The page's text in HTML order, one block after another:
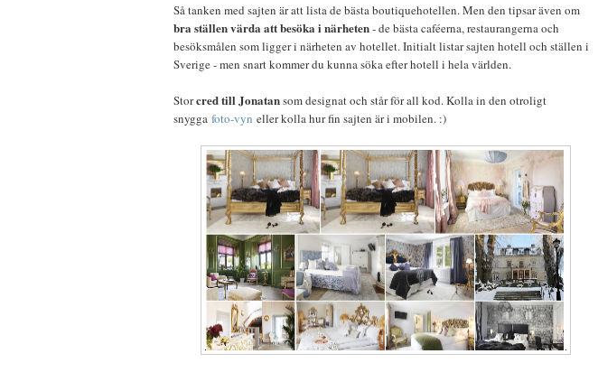
Så tanken med sajten är att lista de bästa boutiquehotellen. Men den tipsar även om
bra ställen värda att besöka i närheten- de bästa caféerna, restaurangerna och
besöksmålen som ligger i närheten av hotellet. Initialt listar sajten hotell och ställen i
Sverige - men snart kommer du kunna söka efter hotell i hela världen.
Storcred till Jonatansom designat och står för all kod. Kolla in den otroligt
snygga foto-vyn eller kolla hur fin sajten är i mobilen. :)